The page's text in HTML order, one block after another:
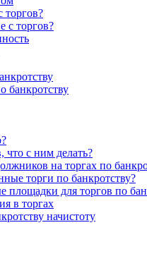
торгов?
с торгов?
банкротству
что с ним делать?
на торгах по
торги по банкротству?
площадки для торгов по
в торгах
начистоту